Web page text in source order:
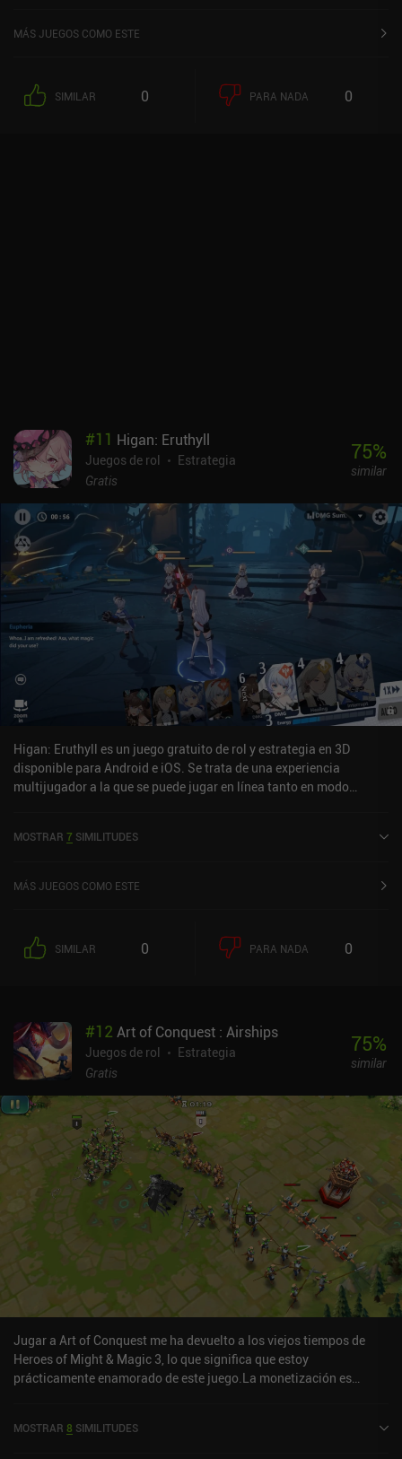
MÁS JUEGOS COMO ESTE
SIMILAR 0 PARA NADA 0
#11 Higan: Eruthyll
Juegos de rol
Estrategia
Gratis
75%
similar
Higan: Eruthyll es un juego gratuito de rol y estrategia en 3D
disponible para Android e iOS. Se trata de una experiencia
multijugador a la que se puede jugar en línea tanto en modo
sobre 5,0 en Google Play y de 3,4 sobre 5,0 en la App Store de iOS.
MOSTRAR 7 SIMILITUDES
MÁS JUEGOS COMO ESTE
SIMILAR 0 PARA NADA 0
#12 Art of Conquest : Airships
Juegos de rol
Estrategia
Gratis
75%
similar
Jugar a Art of Conquest me ha devuelto a los viejos tiempos de
Heroes of Might & Magic 3, lo que significa que estoy
prácticamente enamorado de este juego.La monetización es
bien cuidados y el mundo del juego es lo suficientemente
MOSTRAR 8 SIMILITUDES